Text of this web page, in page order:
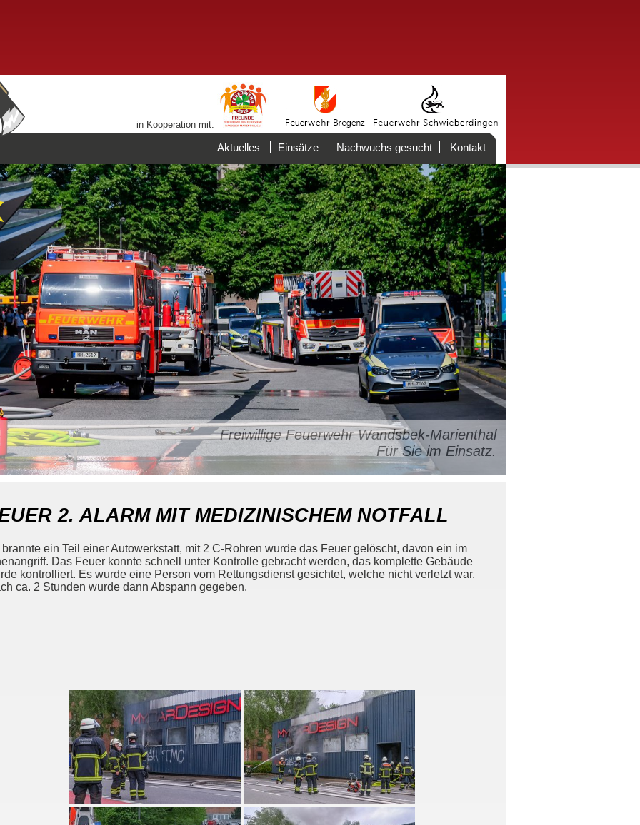
in Kooperation mit:
Aktuelles Einsätze Nachwuchs gesucht Kontakt
Freiwillige Feuerwehr Wandsbek-Marienthal
Für Sie im Einsatz.
2. ALARM MIT MEDIZINISCHEM NOTFALL
brannte ein Teil einer Autowerkstatt, mit 2 C-Rohren wurde das Feuer gelöscht, davon ein im
Das Feuer konnte schnell unter Kontrolle gebracht werden, das komplette Gebäude
kontrolliert. Es wurde eine Person vom Rettungsdienst gesichtet, welche nicht verletzt war.
ca. 2 Stunden wurde dann Abspann gegeben.